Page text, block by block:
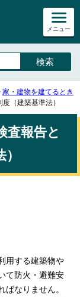
メニュー
家・建物を建てるとき
（建築基準法）
査報告と
用する建築物や
て防火・避難安
なりません。